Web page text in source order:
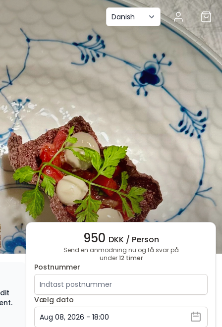
950 DKK / Person
Send en anmodning nu og få svar på
under12 timer
Postnummer
Vælg dato